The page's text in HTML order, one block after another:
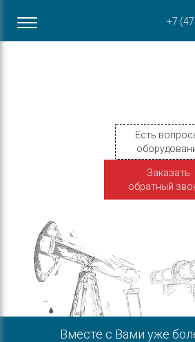
+7
ул. Пирогова, 87Б
Есть
Заказать
обратный
Вместе с Вами уже